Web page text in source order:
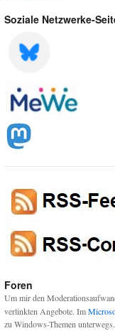
Soziale Netzwerke-
Foren
Um mir den
verlinkten Angebote. Im
zu Windows-Themen unterwegs.